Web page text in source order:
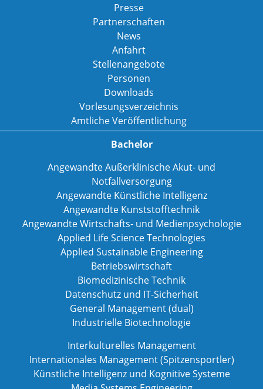
Presse
Partnerschaften
News
Anfahrt
Stellenangebote
Personen
Downloads
Vorlesungsverzeichnis
Amtliche Veröffentlichung
Bachelor
Angewandte Außerklinische Akut- und
Notfallversorgung
Angewandte Künstliche Intelligenz
Angewandte Kunststofftechnik
Angewandte Wirtschafts- und Medienpsychologie
Applied Life Science Technologies
Applied Sustainable Engineering
Betriebswirtschaft
Biomedizinische Technik
Datenschutz und IT-Sicherheit
General Management (dual)
Industrielle Biotechnologie
Interkulturelles Management
Internationales Management (Spitzensportler)
Künstliche Intelligenz und Kognitive Systeme